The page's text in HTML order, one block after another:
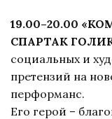
19.00–20.00
СПАРТАК
социальных и
претензий на
перформанс.
Его герой –